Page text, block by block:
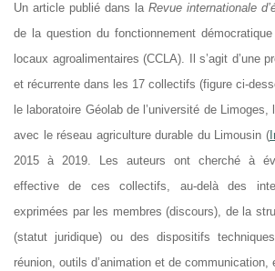
Un article publié dans la Revue internationale
de la question du fonctionnement
locaux agroalimentaires (CCLA). Il s’agit d’une
et récurrente dans les 17 collectifs (figure ci-
le laboratoire Géolab de l’université de Limoges,
avec le réseau agriculture durable du Limousin (
2015 à 2019. Les auteurs ont cherché à
effective de ces collectifs, au-delà des
exprimées par les membres (discours), de la
(statut juridique) ou des dispositifs
réunion, outils d’animation et de